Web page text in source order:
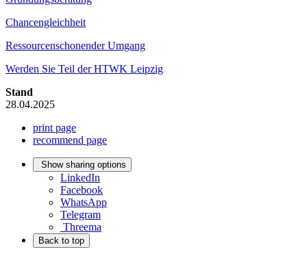
Chancengleichheit
Ressourcenschonender Umgang
Werden Sie Teil der HTWK Leipzig
Stand
28.04.2025
print page
recommend page
Show sharing options
LinkedIn
Facebook
WhatsApp
Telegram
Threema
Back to top